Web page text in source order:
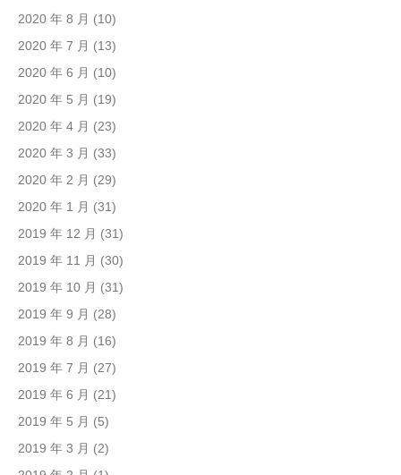
2020 年 8 月 (10)
2020 年 7 月 (13)
2020 年 6 月 (10)
2020 年 5 月 (19)
2020 年 4 月 (23)
2020 年 3 月 (33)
2020 年 2 月 (29)
2020 年 1 月 (31)
2019 年 12 月 (31)
2019 年 11 月 (30)
2019 年 10 月 (31)
2019 年 9 月 (28)
2019 年 8 月 (16)
2019 年 7 月 (27)
2019 年 6 月 (21)
2019 年 5 月 (5)
2019 年 3 月 (2)